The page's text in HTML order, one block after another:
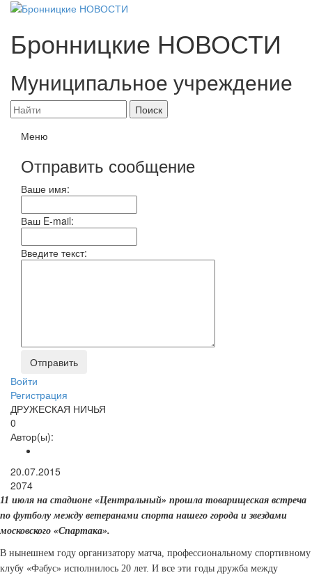
Бронницкие НОВОСТИ
Муниципальное учреждение
Меню
Отправить сообщение
Ваше имя:
Ваш E-mail:
Введите текст:
Войти
Регистрация
ДРУЖЕСКАЯ НИЧЬЯ
0
Автор(ы):
20.07.2015
2074
11 июля на стадионе «Центральный» прошла товарищеская встреча
по футболу между ветеранами спорта нашего города и звездами
московского «Спартака».
В нынешнем году организатору матча, профессиональному спортивному
клубу «Фабус» исполнилось 20 лет. И все эти годы дружба между